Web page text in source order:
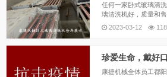
任何一家卧式玻璃清
璃清洗机好，质量和
这样，而且康捷机械
吗？
2023-03-12
珍爱生命，戴好
康捷机械全体员工都